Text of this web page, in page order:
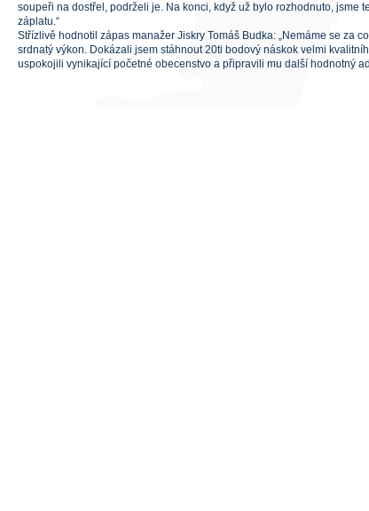
soupeři na dostřel, podrželi je. Na konci, když už bylo rozhodnuto, jsme
záplatu.“
Střízlivě hodnotil zápas manažer Jiskry Tomáš Budka: „Nemáme se za
srdnatý výkon. Dokázali jsem stáhnout 20ti bodový náskok velmi
uspokojili vynikající početné obecenstvo a připravili mu další hodnotný